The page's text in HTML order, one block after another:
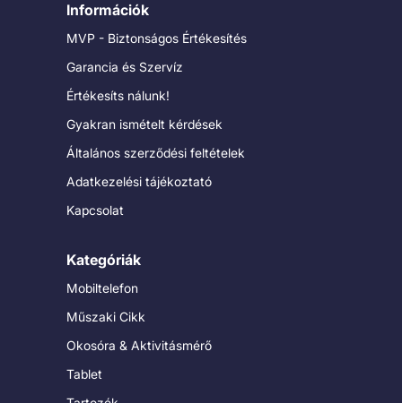
Információk
MVP - Biztonságos Értékesítés
Garancia és Szervíz
Értékesíts nálunk!
Gyakran ismételt kérdések
Általános szerződési feltételek
Adatkezelési tájékoztató
Kapcsolat
Kategóriák
Mobiltelefon
Műszaki Cikk
Okosóra & Aktivitásmérő
Tablet